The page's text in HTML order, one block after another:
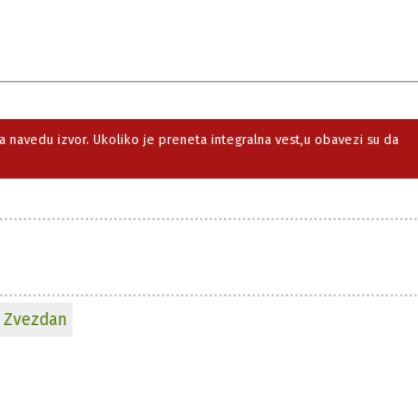
izvor. Ukoliko je preneta integralna vest,u obavezi su da
Zvezdan